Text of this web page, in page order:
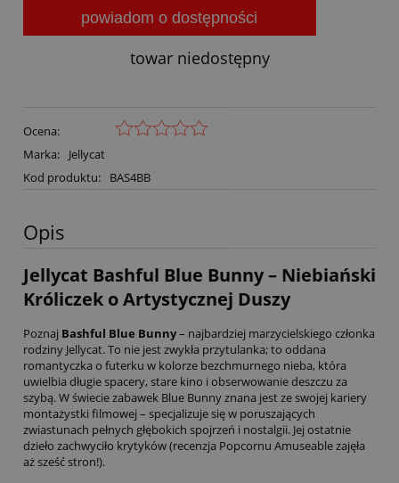
powiadom o dostępności
towar niedostępny
Ocena:
Marka:
Jellycat
Kod produktu:
BAS4BB
Opis
Jellycat Bashful Blue Bunny – Niebiański
Króliczek o Artystycznej Duszy
Poznaj Bashful Blue Bunny– najbardziej marzycielskiego członka
rodziny Jellycat. To nie jest zwykła przytulanka; to oddana
romantyczka o futerku w kolorze bezchmurnego nieba, która
uwielbia długie spacery, stare kino i obserwowanie deszczu za
szybą. W świecie zabawek Blue Bunny znana jest ze swojej kariery
montażystki filmowej – specjalizuje się w poruszających
zwiastunach pełnych głębokich spojrzeń i nostalgii. Jej ostatnie
dzieło zachwyciło krytyków (recenzja Popcornu Amuseable zajęła
aż sześć stron!).